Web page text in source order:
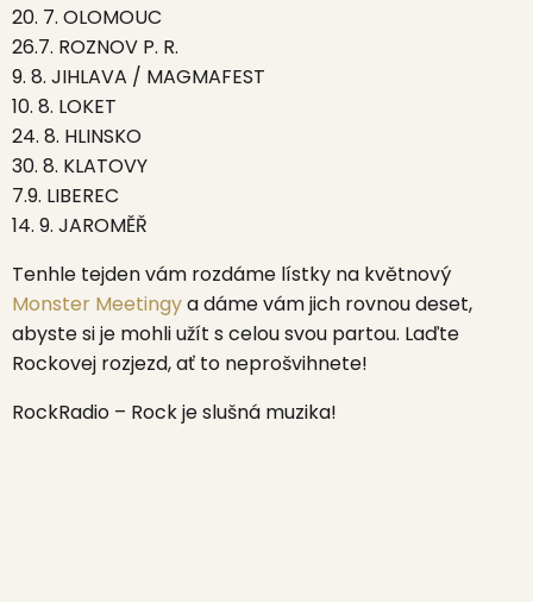
20. 7. OLOMOUC
26.7. ROZNOV P. R.
9. 8. JIHLAVA / MAGMAFEST
10. 8. LOKET
24. 8. HLINSKO
30. 8. KLATOVY
7.9. LIBEREC
14. 9. JAROMĚŘ
Tenhle tejden vám rozdáme lístky na květnový
Monster Meetingya dáme vám jich rovnou deset,
abyste si je mohli užít s celou svou partou. Laďte
Rockovej rozjezd, ať to neprošvihnete!
RockRadio – Rock je slušná muzika!